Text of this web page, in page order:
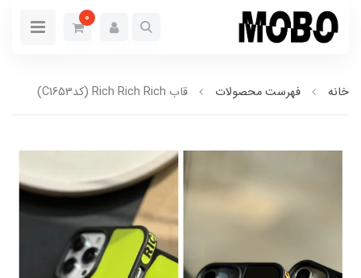
0
خانه فهرست محصولات قاب Rich Rich Rich (کدC1653)